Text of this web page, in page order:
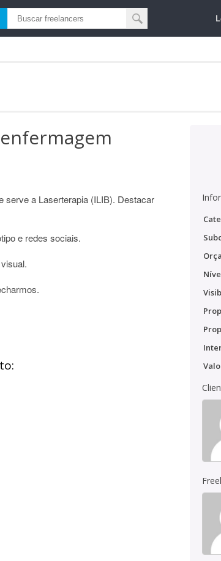
serve a Laserterapia (ILIB). Destacar
e redes sociais.